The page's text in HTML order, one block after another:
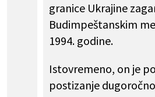
granice Ukrajine
Budimpeštanskim
1994. godine.
Istovremeno, on je
postizanje